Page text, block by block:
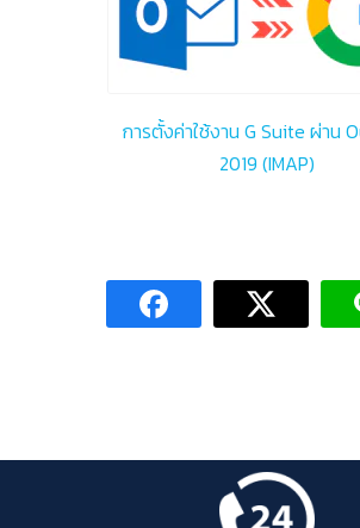
การตั้งค่าใช้งาน G Suite ผ่าน
2019 (IMAP)